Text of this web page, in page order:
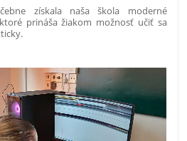
získala naša škola moderné
prináša žiakom možnosť učiť sa